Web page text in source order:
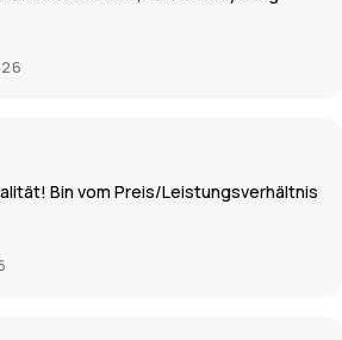
Bin vom Preis/Leistungsverhältnis